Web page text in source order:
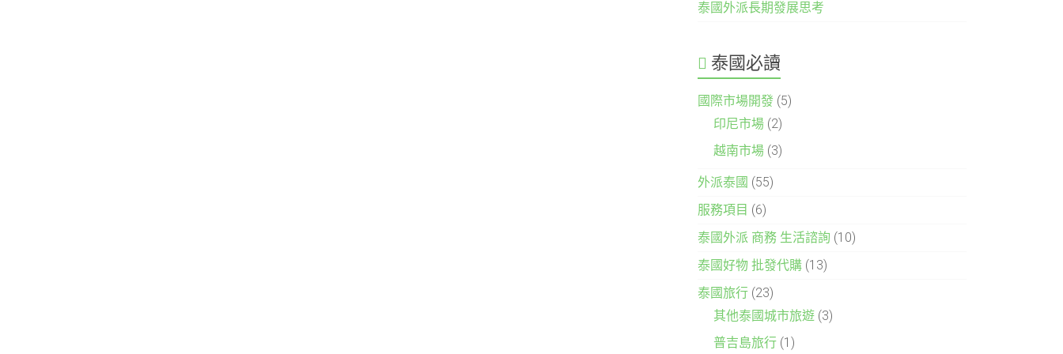
泰國外派長期發展思考
泰國必讀
國際市場開發 (5)
印尼市場 (2)
越南市場 (3)
外派泰國 (55)
服務項目 (6)
泰國外派 商務 生活諮詢 (10)
泰國好物 批發代購 (13)
泰國旅行 (23)
其他泰國城市旅遊 (3)
普吉島旅行 (1)